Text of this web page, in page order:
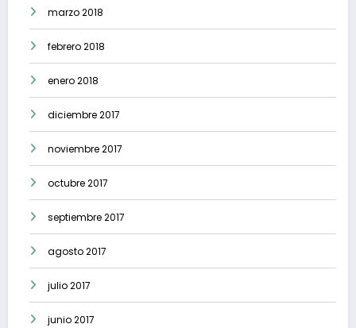
marzo 2018
febrero 2018
enero 2018
diciembre 2017
noviembre 2017
octubre 2017
septiembre 2017
agosto 2017
julio 2017
junio 2017